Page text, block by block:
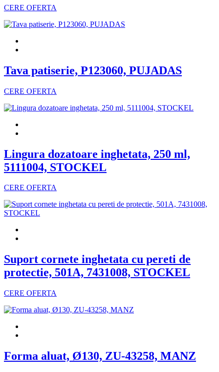
CERE OFERTA
Tava patiserie, P123060, PUJADAS
CERE OFERTA
Lingura dozatoare inghetata, 250 ml,
5111004, STOCKEL
CERE OFERTA
Suport cornete inghetata cu pereti de
protectie, 501A, 7431008, STOCKEL
CERE OFERTA
Forma aluat, Ø130, ZU-43258, MANZ